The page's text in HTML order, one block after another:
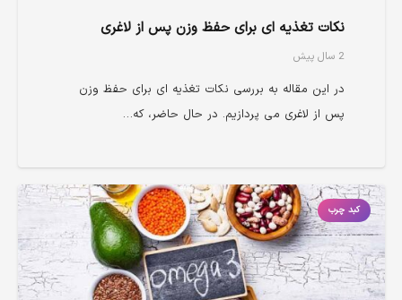
نکات تغذیه ای برای حفظ وزن پس از لاغری
2 سال پیش
در این مقاله به بررسی نکات تغذیه ای برای حفظ وزن
پس از لاغری می پردازیم. در حال حاضر، که…
کبد چرب